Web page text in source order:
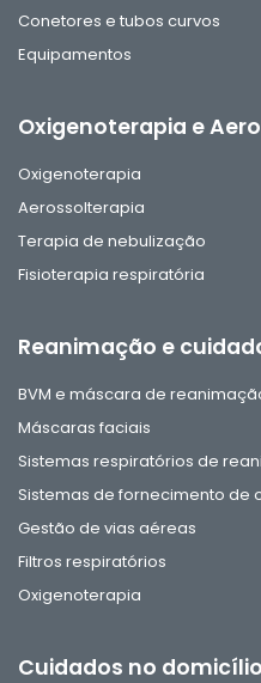
Conetores e tubos curvos
Equipamentos
Oxigenoterapia e
Oxigenoterapia
Aerossolterapia
Terapia de nebulização
Fisioterapia respiratória
Reanimação e
BVM e máscara de
Máscaras faciais
Sistemas respiratórios de
Sistemas de fornecimento de
Gestão de vias aéreas
Filtros respiratórios
Oxigenoterapia
Cuidados no domicílio